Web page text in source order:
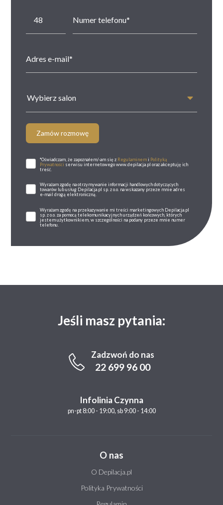
Wybierz salon
Zamów rozmowę
*Oświadczam, że zapoznałem/-am się z Regulaminemi Polityką
Prywatności serwisu internetowego www.depilacja.pl oraz akceptuję ich
treść.
Wyrażam zgodę na otrzymywanie informacji handlowych dotyczących
towarów lub usług Depilacja.pl sp. z o.o. na wskazany przeze mnie adres
e-mail drogą elektroniczną.
Wyrażam zgodę na przekazywanie mi treści marketingowych Depilacja.pl
sp. z o.o. za pomocą telekomunikacyjnych urządzeń końcowych, których
jestem użytkownikiem, w szczególności na podany przeze mnie numer
telefonu.
Jeśli masz pytania:
Zadzwoń do nas
22 699 96 00
Infolinia Czynna
pn-pt 8:00 - 19:00, sb 9:00 - 14:00
O nas
O Depilacja.pl
Polityka Prywatności